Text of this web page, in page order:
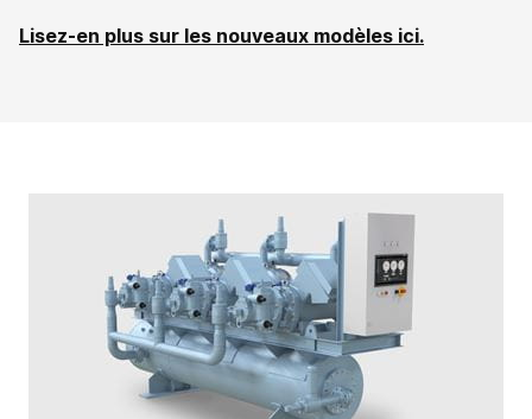
Lisez-en plus sur les nouveaux modèles ici.